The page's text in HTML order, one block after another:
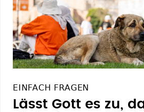
EINFACH FRAGEN
Lässt Gott es zu,